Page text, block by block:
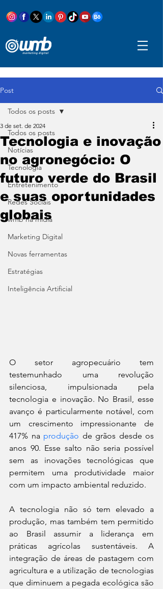
Post
Todos os posts
Notícias
Tecnologia
Entretenimento
Redes Sociais
wmb na mídia
Marketing Digital
Novas ferramentas
Estratégias
Inteligência Artificial
Todos os posts
Tecnologia e inovação
no agronegócio: O
futuro verde do Brasil
e suas oportunidades
globais
3 de set. de 2024
O setor agropecuário tem
testemunhado uma revolução
silenciosa, impulsionada pela
tecnologia e inovação. No Brasil, esse
avanço é particularmente notável, com
um crescimento impressionante de
417% na produção de grãos desde os
anos 90. Esse salto não seria possível
sem as inovações tecnológicas que
permitem uma produtividade maior
com um impacto ambiental reduzido.
A tecnologia não só tem elevado a
produção, mas também tem permitido
ao Brasil assumir a liderança em
práticas agrícolas sustentáveis. A
integração de áreas de pastagem com
agricultura e a utilização de tecnologias
que diminuem a pegada ecológica são